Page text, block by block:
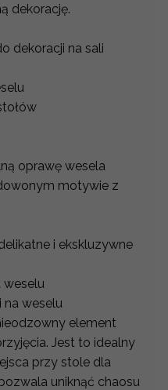
dekorację.
dekoracji na sali
oprawę wesela
motywie z
i ekskluzywne
weselu
na weselu
element
Jest to idealny
przy stole dla
uniknąć chaosu